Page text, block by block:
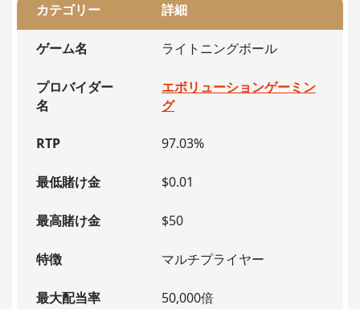
カテゴリー 詳細
ゲーム名 ライトニングボール
プロバイダー
名
エボリューションゲーミン
グ
RTP 97.03%
最低賭け金 $0.01
最高賭け金 $50
特徴 マルチプライヤー
最大配当率 50,000倍